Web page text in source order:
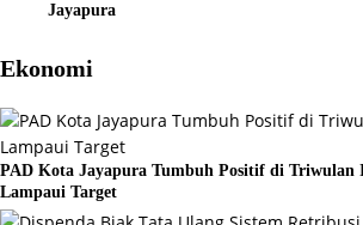
Jayapura
Ekonomi
PAD Kota Jayapura Tumbuh Positif di Triwulan
Lampaui Target